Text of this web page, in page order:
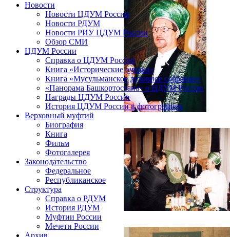
Новости
Новости ЦДУМ России
Новости РДУМ
Новости РИУ ЦДУМ России
Обзор СМИ
ЦДУМ России
Справка о ЦДУМ России
Книга «Исторические очерки»
Книга «Мусульманское духовное собрание»
«Панорама Башкортостана» о ЦДУМ России
Награды ЦДУМ России
История ЦДУМ России в фотографиях
Верховный муфтий
Биография
Книга
Фильм
Фотогалерея
Законодательство
Федеральное
Республиканское
Структура
Справка о РДУМ
История РДУМ
Муфтии России
Мечети России
Архив